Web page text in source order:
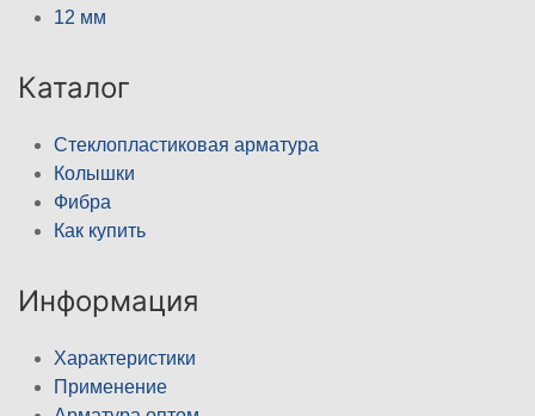
12 мм
Каталог
Стеклопластиковая арматура
Колышки
Фибра
Как купить
Информация
Характеристики
Применение